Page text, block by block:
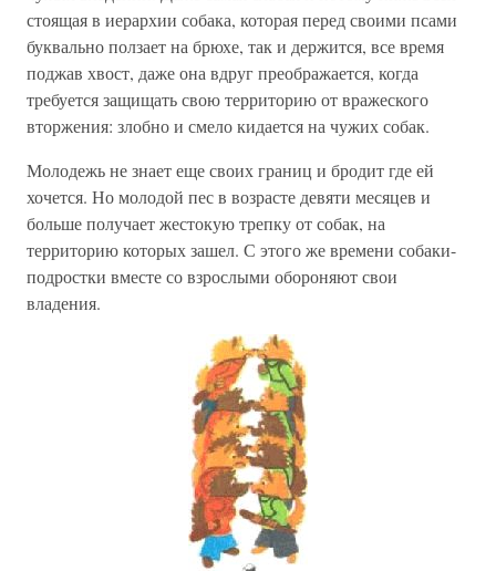
стоящая в иерархии собака, которая перед своими псами
буквально ползает на брюхе, так и держится, все время
поджав хвост, даже она вдруг преображается, когда
требуется защищать свою территорию от вражеского
вторжения: злобно и смело кидается на чужих собак.
Молодежь не знает еще своих границ и бродит где ей
хочется. Но молодой пес в возрасте девяти месяцев и
больше получает жестокую трепку от собак, на
территорию которых зашел. С этого же времени собаки-
подростки вместе со взрослыми обороняют свои
владения.